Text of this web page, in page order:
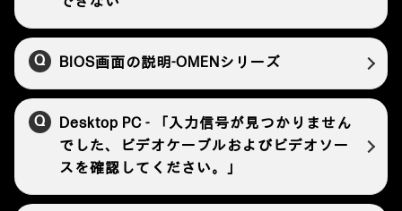
BIOS画面の説明-OMENシリーズ
Desktop PC - 「入力信号が見つかりません
でした、ビデオケーブルおよびビデオソー
スを確認してください。」